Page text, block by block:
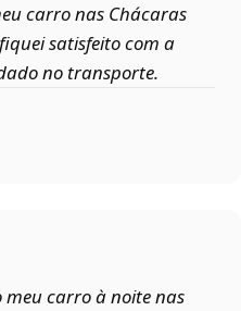
carro nas Chácaras
satisfeito com a
no transporte.
carro à noite nas